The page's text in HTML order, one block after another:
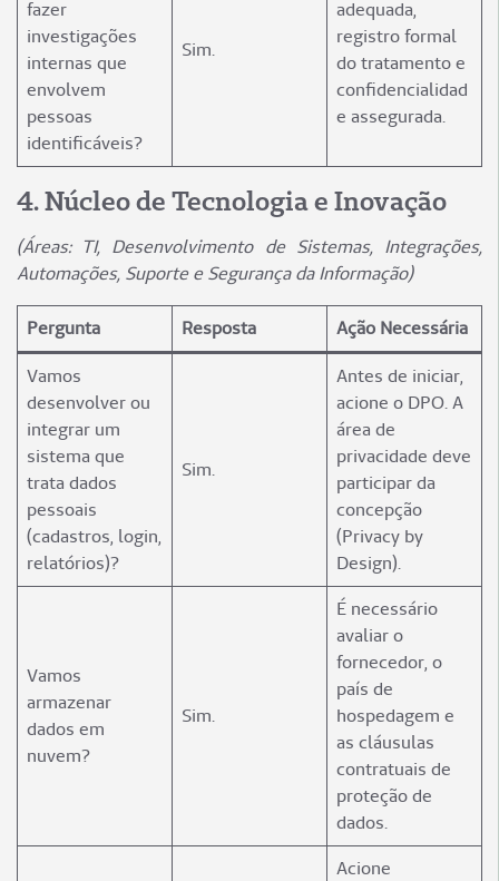
fazer
investigações
internas que
envolvem
pessoas
identificáveis?
Sim.
adequada,
registro formal
do tratamento e
confidencialidad
e assegurada.
4️. Núcleo de Tecnologia e Inovação
(Áreas: TI, Desenvolvimento de Sistemas, Integrações,
Automações, Suporte e Segurança da Informação)
Pergunta Resposta Ação Necessária
Vamos
desenvolver ou
integrar um
sistema que
trata dados
pessoais
(cadastros, login,
relatórios)?
Sim.
Antes de iniciar,
acione o DPO. A
área de
privacidade deve
participar da
concepção
(Privacy by
Design).
Vamos
armazenar
dados em
nuvem?
Sim.
É necessário
avaliar o
fornecedor, o
país de
hospedagem e
as cláusulas
contratuais de
proteção de
dados.
Acione